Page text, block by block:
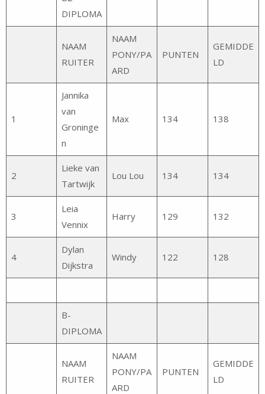
DIPLOMA
NAAM
RUITER
NAAM
PONY/PA
ARD
PUNTEN
GEMIDDE
LD
1
Jannika
van
Groninge
n
Max 134 138
2
Lieke van
Tartwijk
Lou Lou 134 134
3
Leia
Vennix
Harry 129 132
4
Dylan
Dijkstra
Windy 122 128
B-
DIPLOMA
NAAM
RUITER
NAAM
PONY/PA
ARD
PUNTEN
GEMIDDE
LD